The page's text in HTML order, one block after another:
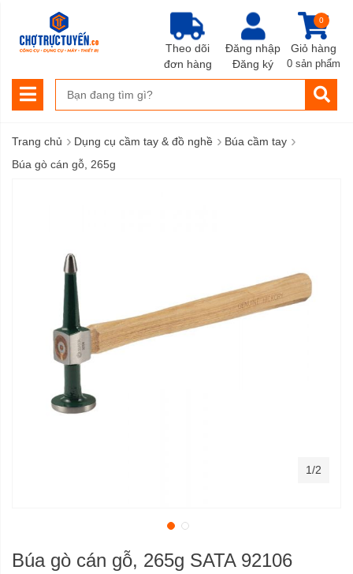
Đăng nhập
Đăng ký
Giỏ hàng
0
0 sản phẩm
Theo dõi
đơn hàng
Trang chủ › Dụng cụ cầm tay & đồ nghề › Búa cầm tay ›
Búa gò cán gỗ, 265g
Búa gò cán gỗ, 265g SATA 92106
1/2